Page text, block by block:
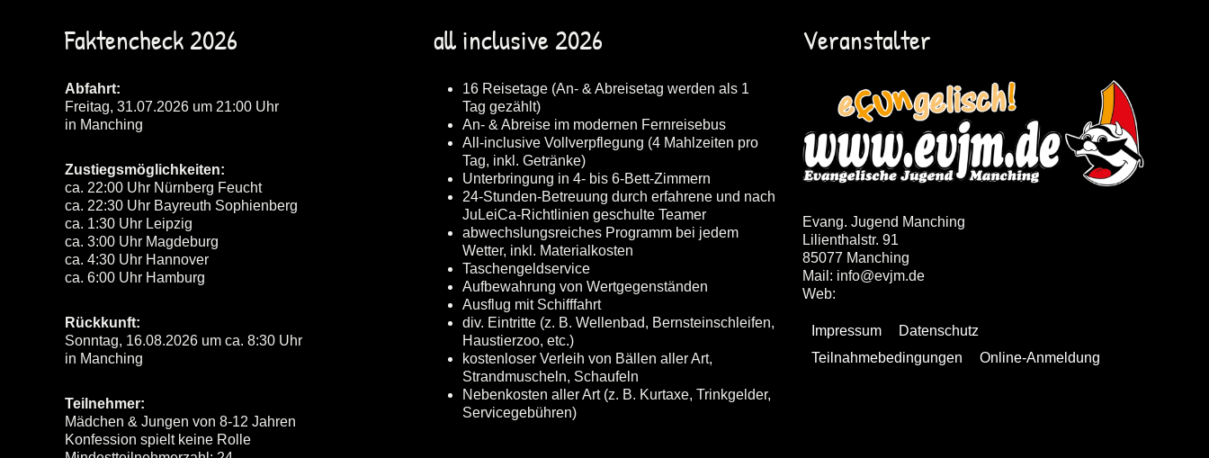
Faktencheck 2026
Abfahrt:
Freitag, 31.07.2026 um 21:00 Uhr
in Manching
Zustiegsmöglichkeiten:
ca. 22:00 Uhr Nürnberg Feucht
ca. 22:30 Uhr Bayreuth Sophienberg
ca. 1:30 Uhr Leipzig
ca. 3:00 Uhr Magdeburg
ca. 4:30 Uhr Hannover
ca. 6:00 Uhr Hamburg
Rückkunft:
Sonntag, 16.08.2026 um ca. 8:30 Uhr
in Manching
Teilnehmer:
Mädchen & Jungen von 8-12 Jahren
Konfession spielt keine Rolle
all inclusive 2026
16 Reisetage (An- & Abreisetag werden als 1
Tag gezählt)
An- & Abreise im modernen Fernreisebus
All-inclusive Vollverpflegung (4 Mahlzeiten pro
Tag, inkl. Getränke)
Unterbringung in 4- bis 6-Bett-Zimmern
24-Stunden-Betreuung durch erfahrene und nach
JuLeiCa-Richtlinien geschulte Teamer
abwechslungsreiches Programm bei jedem
Wetter, inkl. Materialkosten
Taschengeldservice
Aufbewahrung von Wertgegenständen
Ausflug mit Schifffahrt
div. Eintritte (z. B. Wellenbad, Bernsteinschleifen,
Haustierzoo, etc.)
kostenloser Verleih von Bällen aller Art,
Strandmuscheln, Schaufeln
Nebenkosten aller Art (z. B. Kurtaxe, Trinkgelder,
Servicegebühren)
Veranstalter
Evang. Jugend Manching
Lilienthalstr. 91
85077 Manching
Mail: info@evjm.de
Web:
Impressum
Datenschutz
Teilnahmebedingungen
Online-Anmeldung